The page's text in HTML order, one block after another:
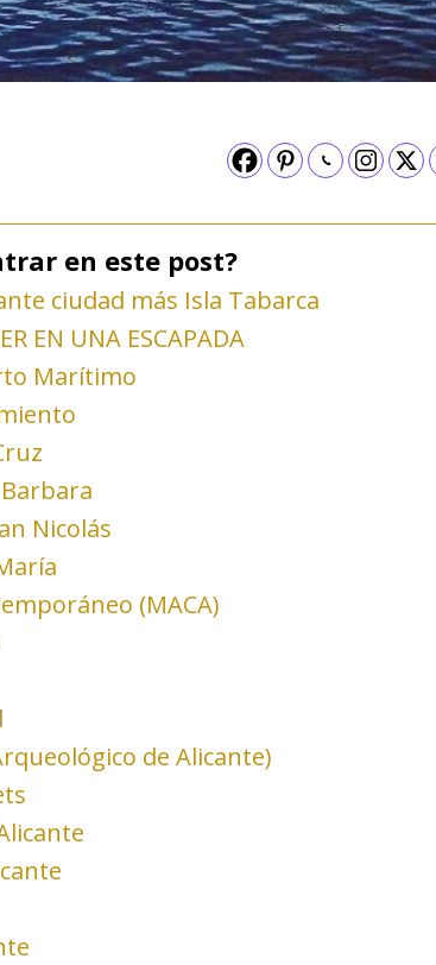
en este post?
ciudad más Isla Tabarca
EN UNA ESCAPADA
Marítimo
Nicolás
(MACA)
de Alicante)